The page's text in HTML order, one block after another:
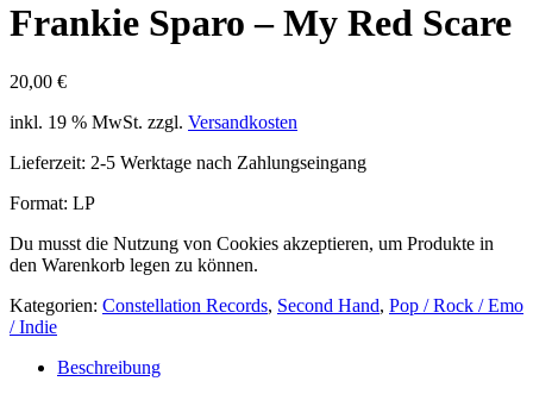
Frankie Sparo – My Red Scare
20,00 €
inkl. 19 % MwSt. zzgl. Versandkosten
Lieferzeit: 2-5 Werktage nach Zahlungseingang
Format: LP
Du musst die Nutzung von Cookies akzeptieren, um Produkte in
den Warenkorb legen zu können.
Kategorien: Constellation Records, Second Hand, Pop / Rock / Emo
/ Indie
Beschreibung